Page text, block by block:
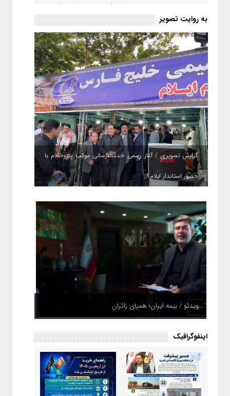
حکمت صبا در سال ۱۴۰۵ کامل می
شود؟!
به روایت تصویر
گزارش تصویری / آغاز رسمی خدمت‌رسانی موکب پتروخادم با
حضور استاندار ایلام
ویدئو / بیمه ایران؛ همپای زائران
اینفوگرافیک